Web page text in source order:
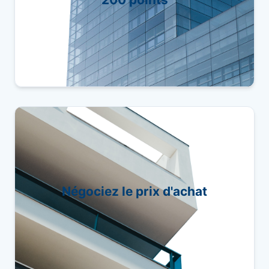
de 200 points de contrôle.
Négociez le prix d'achat
Avec notre rapport, vous pourrez économiser
en ajustant le prix d'achat en fonction de
l'estat réel du bien que vous souhaitez
acquérir.